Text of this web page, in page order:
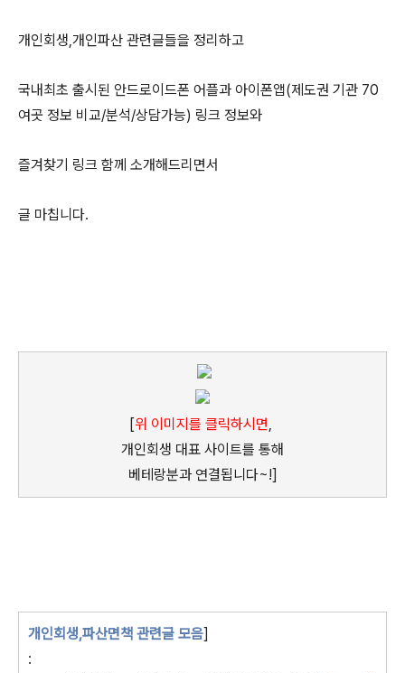
개인회생,개인파산 관련글들을 정리하고
국내최초 출시된 안드로이드폰 어플과 아이폰앱(제도권 기관 70
여곳 정보 비교/분석/상담가능) 링크 정보와
즐겨찾기 링크 함께 소개해드리면서
글 마칩니다.
[위 이미지를 클릭하시면,
개인회생 대표 사이트를 통해
베테랑분과 연결됩니다~!]
개인회생,파산면책 관련글 모음]
: